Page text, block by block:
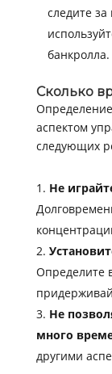
следите
банкролла.
Сколько
аспектом
следующих
Не
Определите
Не
много
другими